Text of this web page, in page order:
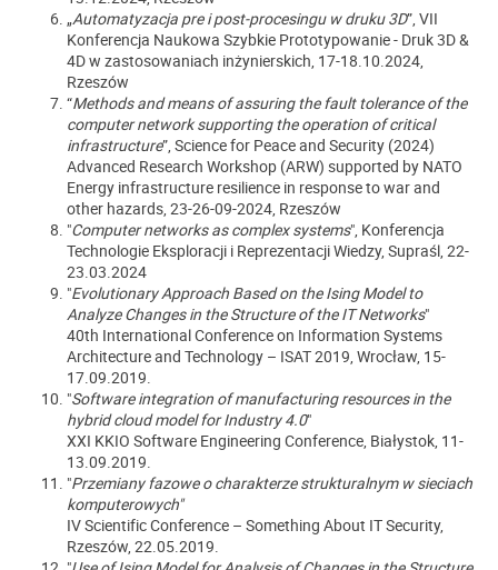
„Automatyzacja pre i post-procesingu w druku 3D”, VII
Konferencja Naukowa Szybkie Prototypowanie - Druk 3D &
4D w zastosowaniach inżynierskich, 17-18.10.2024,
Rzeszów
“Methods and means of assuring the fault tolerance of the
computer network supporting the operation of critical
infrastructure”, Science for Peace and Security (2024)
Advanced Research Workshop (ARW) supported by NATO
Energy infrastructure resilience in response to war and
other hazards, 23-26-09-2024, Rzeszów
"Computer networks as complex systems", Konferencja
Technologie Eksploracji i Reprezentacji Wiedzy, Supraśl, 22-
23.03.2024
"Evolutionary Approach Based on the Ising Model to
Analyze Changes in the Structure of the IT Networks"
40th International Conference on Information Systems
Architecture and Technology – ISAT 2019, Wrocław, 15-
17.09.2019.
"Software integration of manufacturing resources in the
hybrid cloud model for Industry 4.0"
XXI KKIO Software Engineering Conference, Białystok, 11-
13.09.2019.
"Przemiany fazowe o charakterze strukturalnym w sieciach
komputerowych"
IV Scientific Conference – Something About IT Security,
Rzeszów, 22.05.2019.